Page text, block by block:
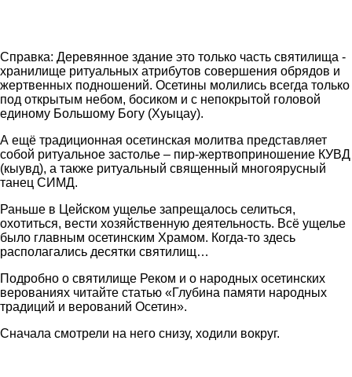
Справка: Деревянное здание это только часть святилища -
хранилище ритуальных атрибутов совершения обрядов и
жертвенных подношений. Осетины молились всегда только
под открытым небом, босиком и с непокрытой головой
единому Большому Богу (Хуыцау).
А ещё традиционная осетинская молитва представляет
собой ритуальное застолье – пир-жертвоприношение КУВД
(кыувд), а также ритуальный священный многоярусный
танец СИМД.
Раньше в Цейском ущелье запрещалось селиться,
охотиться, вести хозяйственную деятельность. Всё ущелье
было главным осетинским Храмом. Когда-то здесь
располагались десятки святилищ…
Подробно о святилище Реком и о народных осетинских
верованиях читайте статью «Глубина памяти народных
традиций и верований Осетин».
Сначала смотрели на него снизу, ходили вокруг.